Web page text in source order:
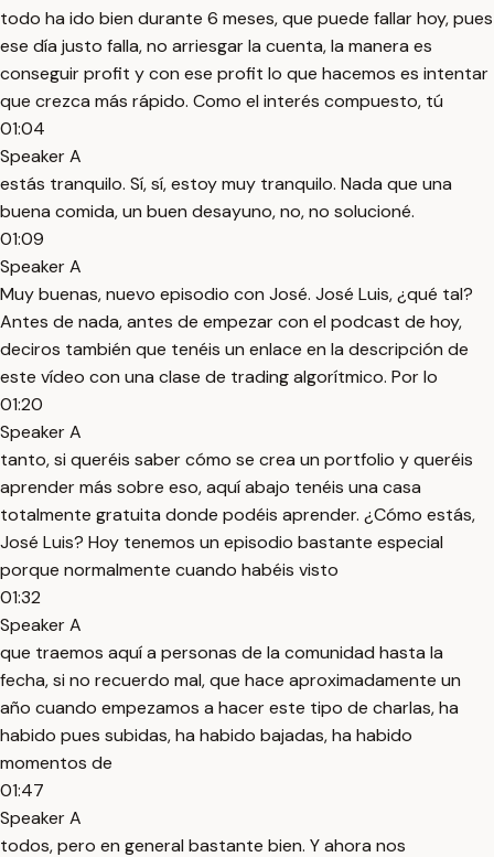
todo ha ido bien durante 6 meses, que puede fallar hoy, pues
ese día justo falla, no arriesgar la cuenta, la manera es
conseguir profit y con ese profit lo que hacemos es intentar
que crezca más rápido. Como el interés compuesto, tú
01:04
Speaker A
estás tranquilo. Sí, sí, estoy muy tranquilo. Nada que una
buena comida, un buen desayuno, no, no solucioné.
01:09
Speaker A
Muy buenas, nuevo episodio con José. José Luis, ¿qué tal?
Antes de nada, antes de empezar con el podcast de hoy,
deciros también que tenéis un enlace en la descripción de
este vídeo con una clase de trading algorítmico. Por lo
01:20
Speaker A
tanto, si queréis saber cómo se crea un portfolio y queréis
aprender más sobre eso, aquí abajo tenéis una casa
totalmente gratuita donde podéis aprender. ¿Cómo estás,
José Luis? Hoy tenemos un episodio bastante especial
porque normalmente cuando habéis visto
01:32
Speaker A
que traemos aquí a personas de la comunidad hasta la
fecha, si no recuerdo mal, que hace aproximadamente un
año cuando empezamos a hacer este tipo de charlas, ha
habido pues subidas, ha habido bajadas, ha habido
momentos de
01:47
Speaker A
todos, pero en general bastante bien. Y ahora nos